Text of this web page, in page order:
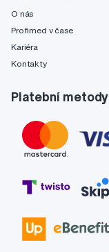
O nás
Profimed v čase
Kariéra
Kontakty
Platební metody